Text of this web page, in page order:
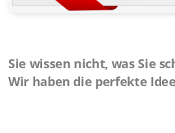
Sie wissen nicht, was Sie
Wir haben die perfekte
Werke von Fritz Aerni